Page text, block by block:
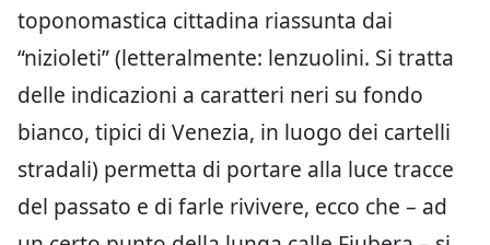
toponomastica cittadina riassunta dai
“nizioleti” (letteralmente: lenzuolini. Si tratta
delle indicazioni a caratteri neri su fondo
bianco, tipici di Venezia, in luogo dei cartelli
stradali) permetta di portare alla luce tracce
del passato e di farle rivivere, ecco che – ad